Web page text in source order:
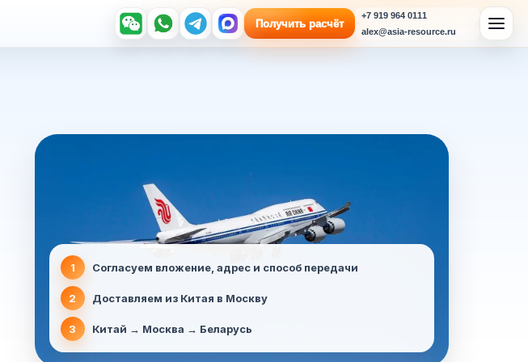
Получить расчёт
+7 919 964 0111
alex@asia-resource.ru
1 Согласуем вложение, адрес и способ передачи
2 Доставляем из Китая в Москву
3 Китай → Москва → Беларусь